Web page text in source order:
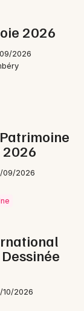
2026
2026
2026
2026
2026